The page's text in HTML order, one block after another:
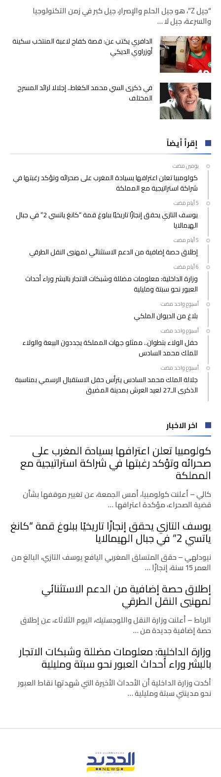
“جيل Z”، هو جيل الحلم والإصرار، جيل كبر في زمن التكنولوجيا
والسرعة، جيل لا …
الدافري يكتب عن: قصة كفاح لاعبة المنتخب سكينة
أوزراوي الديكي
في ذكرى السي محمد الكغاط.. إجلالا لرائد المسرح
المختلف
إقرأ أيضاً
‫‫‫‏‫يومين مضت‬
كولومبيا تعلن اعترافها بسيادة المغرب على صحرائه وتؤكد رغبتها في
شراكة استراتيجية مع المملكة
يوسف التازي يحقق إنجازًا تاريخيًا ببلوغ قمة “كانغ ياتسي 2” في جبال
الهيمالايا
إطلاق حصة إضافية من الدعم الاستثنائي لمهنيي النقل الطرقي
وزارة الداخلية: معلومات مضللة وشبكات الاتجار بالبشر وراء أحداث
العبور نحو سبتة ومليلية
‫‫‫‏‫أسبوع واحد مضت‬
بلاغ من الديوان الملكي
‫‫‫‏‫أسبوع واحد مضت‬
حفل الولاء بتطوان.. ممثلو جهات المملكة يجددون البيعة والولاء
للملك محمد السادس
‫‫‫‏‫أسبوع واحد مضت‬
جلالة الملك محمد السادس يترأس حفل الاستقبال الرسمي بمناسبة
الذكرى الـ27 لعيد العرش بمدينة المضيق
اخر الاخبار
كولومبيا تعلن اعترافها بسيادة المغرب على
صحرائه وتؤكد رغبتها في شراكة استراتيجية مع
المملكة
كالي – أعلنت كولومبيا، أمس الجمعة، عن تغيير موقفها بشأن
قضية الصحراء، مؤكدة اعترافها …
يوسف التازي يحقق إنجازًا تاريخيًا ببلوغ قمة “كانغ
ياتسي 2” في جبال الهيمالايا
نيودلهي – حقق المتسلق المغربي اليافع يوسف التازي، البالغ من
العمر 15 سنة، إنجازًا …
إطلاق حصة إضافية من الدعم الاستثنائي
لمهنيي النقل الطرقي
الرباط – أعلنت وزارة النقل واللوجستيك، اليوم الثلاثاء، عن إطلاق
حصة إضافية جديدة من …
وزارة الداخلية: معلومات مضللة وشبكات الاتجار
بالبشر وراء أحداث العبور نحو سبتة ومليلية
أكدت وزارة الداخلية أن الأحداث الأخيرة التي شهدتها نقاط العبور
نحو مدينتي سبتة ومليلية …